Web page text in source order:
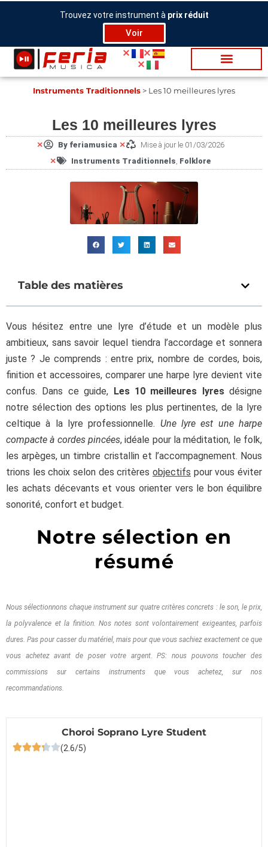
Aller
Trouvez votre instrument à prix réduit
Voir
Ins­tru­ments Tra­di­tion­nels > Les 10 meilleures lyres
Les 10 meilleures lyres
By feriamusica
Mise à jour le 01/03/2026
Ins­tru­ments Tra­di­tion­nels Folklore
Table des matières
Vous hésitez entre une lyre d’étude et un modèle plus
ambitieux, sans savoir lequel tiendra l’accordage et sonnera
juste ? Je comprends : entre prix, nombre de cordes, bois,
finition et accessoires, comparer une harpe lyre devient vite
confus. Dans ce guide,
Les 10 meilleures lyresdésigne
notre sélection des options les plus pertinentes, de la lyre
celtique à la lyre professionnelle. Une lyre est une harpe
compacte à cordes pincées, idéale pour la méditation, le folk,
les arpèges, un timbre cristallin et l’accompagnement. Nous
trions les choix selon des critères objectifs pour vous éviter
les achats décevants et vous orienter vers le bon équilibre
sonorité, confort et budget.
Notre sélection en
résumé
Nous sélectionnons chaque instrument sur quatre critères concrets : le son, le prix,
la polyvalence et la finition. Nos notes sont volontairement exigeantes, parfois
dures. Pas pour casser du matériel, mais pour que vous sachiez exactement ce que
vous achetez avant de poser votre argent. PS: nous pouvons toucher des
commissions sur certains instruments que vous achetez, sur nos
recommandations.
Choroi Soprano Lyre Student
(2.6/5)